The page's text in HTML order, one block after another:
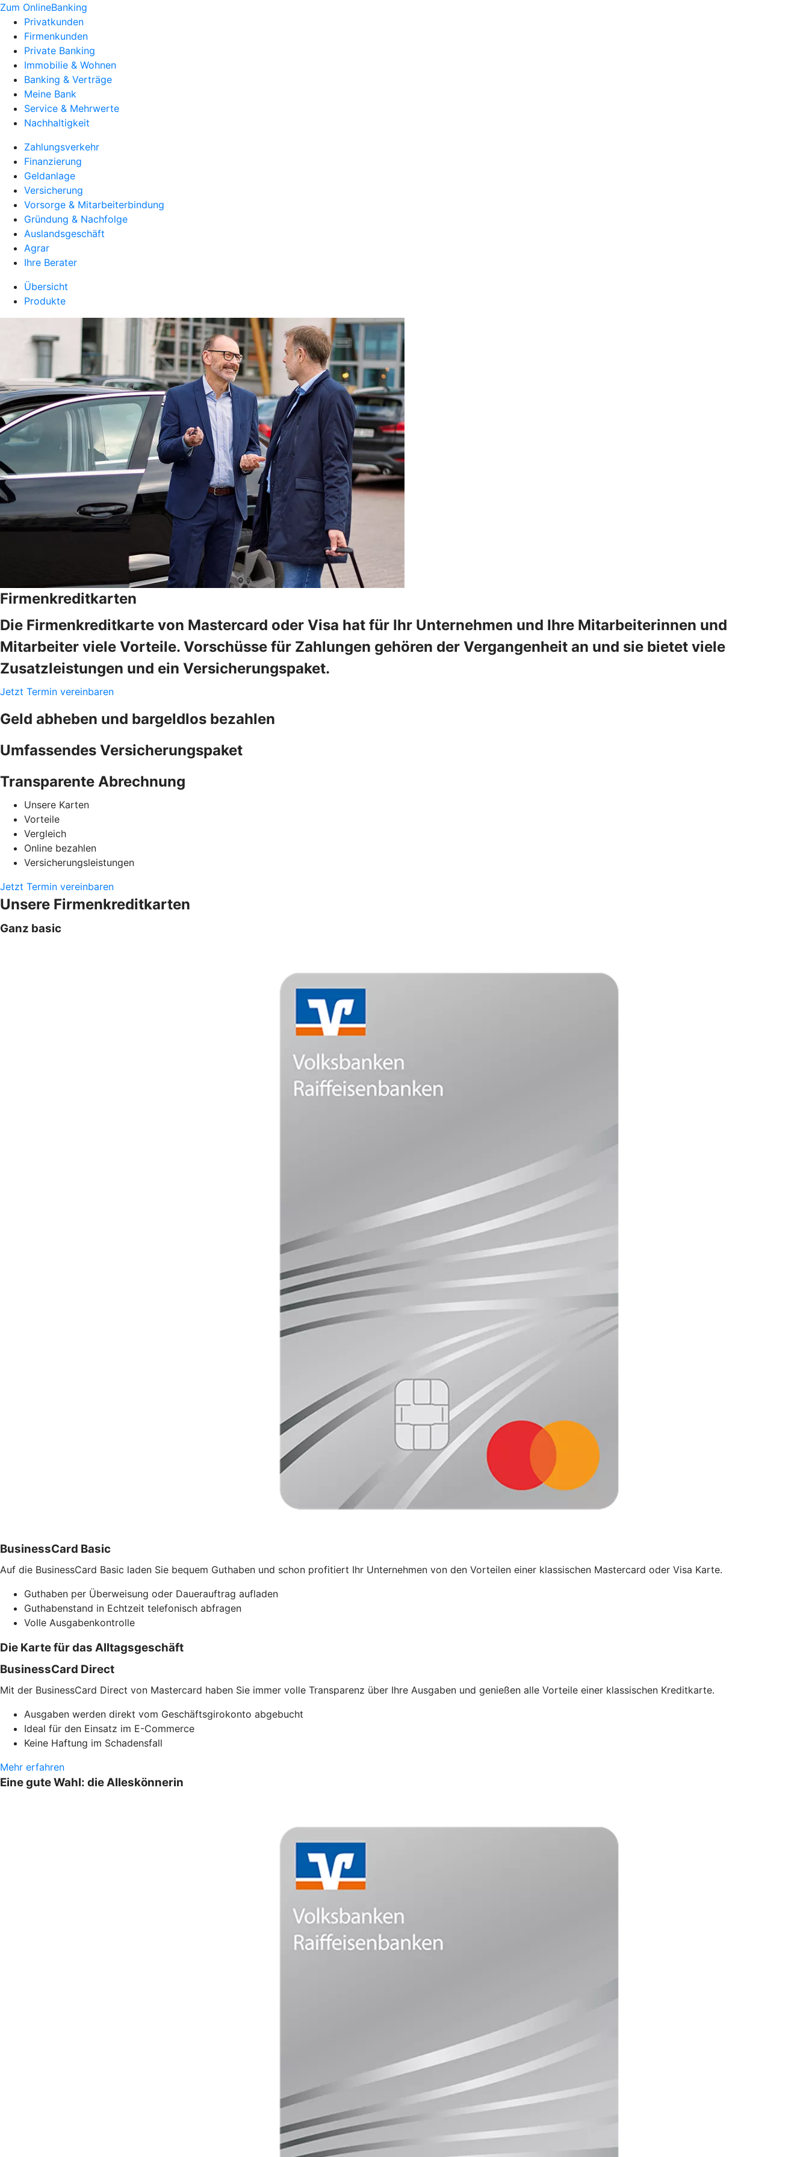
Zum OnlineBanking
Privatkunden
Firmenkunden
Private Banking
Immobilie & Wohnen
Banking & Verträge
Meine Bank
Service & Mehrwerte
Nachhaltigkeit
Zahlungsverkehr
Finanzierung
Geldanlage
Versicherung
Vorsorge & Mitarbeiterbindung
Gründung & Nachfolge
Auslandsgeschäft
Agrar
Ihre Berater
Übersicht
Produkte
Firmenkreditkarten
Die Firmenkreditkarte von Mastercard oder Visa hat für Ihr Unternehmen und Ihre Mitarbeiterinnen und
Mitarbeiter viele Vorteile. Vorschüsse für Zahlungen gehören der Vergangenheit an und sie bietet viele
Zusatzleistungen und ein Versicherungspaket.
Jetzt Termin vereinbaren
Geld abheben und bargeldlos bezahlen
Umfassendes Versicherungspaket
Transparente Abrechnung
Unsere Karten
Vorteile
Vergleich
Online bezahlen
Versicherungsleistungen
Jetzt Termin vereinbaren
Unsere Firmenkreditkarten
Ganz basic
BusinessCard Basic
Auf die BusinessCard Basic laden Sie bequem Guthaben und schon profitiert Ihr Unternehmen von den Vorteilen einer klassischen Mastercard oder Visa Karte.
Guthaben per Überweisung oder Dauerauftrag aufladen
Guthabenstand in Echtzeit telefonisch abfragen
Volle Ausgabenkontrolle
Die Karte für das Alltagsgeschäft
BusinessCard Direct
Mit der BusinessCard Direct von Mastercard haben Sie immer volle Transparenz über Ihre Ausgaben und genießen alle Vorteile einer klassischen Kreditkarte.
Ausgaben werden direkt vom Geschäftsgirokonto abgebucht
Ideal für den Einsatz im E-Commerce
Keine Haftung im Schadensfall
Mehr erfahren
Eine gute Wahl: die Alleskönnerin